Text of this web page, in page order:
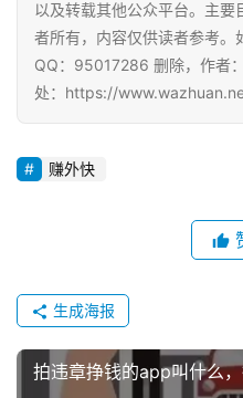
以及转载其他公众平台。主
者所有，内容仅供读者参考。
QQ：95017286 删除，作者
处：https://
赚外快
生成海报
拍违章挣钱的app叫什么